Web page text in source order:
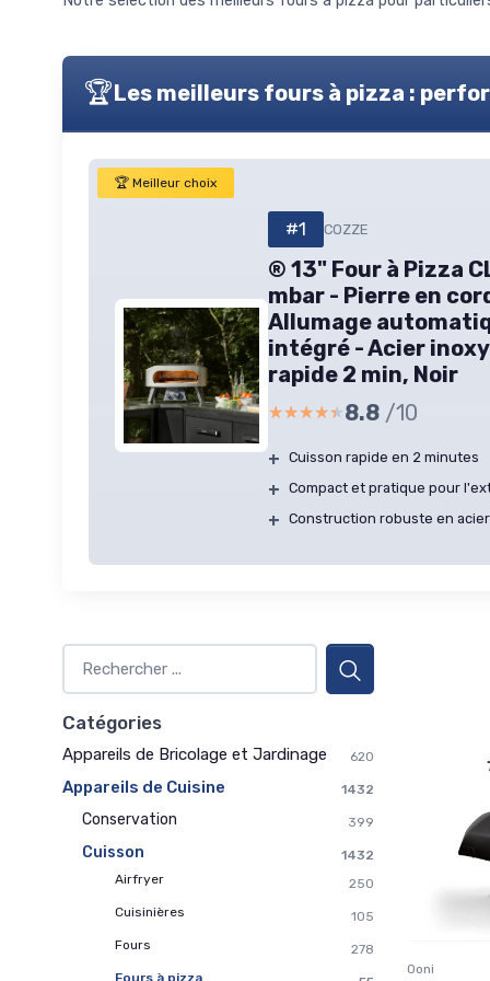
🏆Les meilleurs fours à pizza :
🏆 Meilleur choix
#1 COZZE
® 13" Four à Pizza
mbar - Pierre en
Allumage
intégré - Acier
rapide 2 min, Noir
★★★★★
★★★★★8.8 /10
+ Cuisson rapide en 2 minutes
+ Compact et pratique pour
+ Construction robuste en
Catégories
Appareils de Bricolage et Jardinage 620
Appareils de Cuisine 1432
Conservation 399
Cuisson
1432
Airfryer
250
Cuisinières
105
Fours
278
Fours à pizza
Ooni